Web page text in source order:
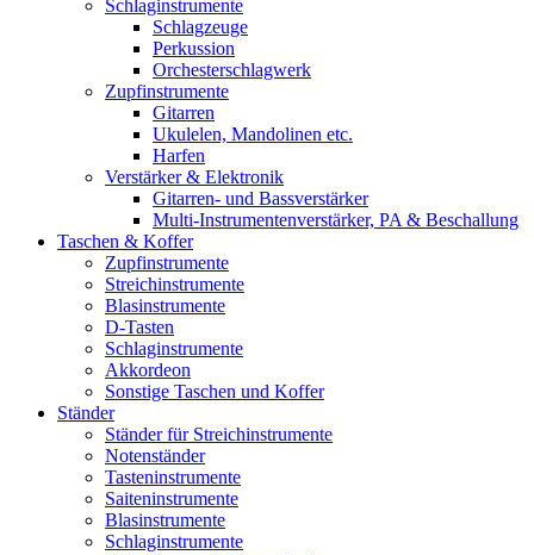
Schlaginstrumente
Schlagzeuge
Perkussion
Orchesterschlagwerk
Zupfinstrumente
Gitarren
Ukulelen, Mandolinen etc.
Harfen
Verstärker & Elektronik
Gitarren- und Bassverstärker
Multi-Instrumentenverstärker, PA & Beschallung
Taschen & Koffer
Zupfinstrumente
Streichinstrumente
Blasinstrumente
D-Tasten
Schlaginstrumente
Akkordeon
Sonstige Taschen und Koffer
Ständer
Ständer für Streichinstrumente
Notenständer
Tasteninstrumente
Saiteninstrumente
Blasinstrumente
Schlaginstrumente